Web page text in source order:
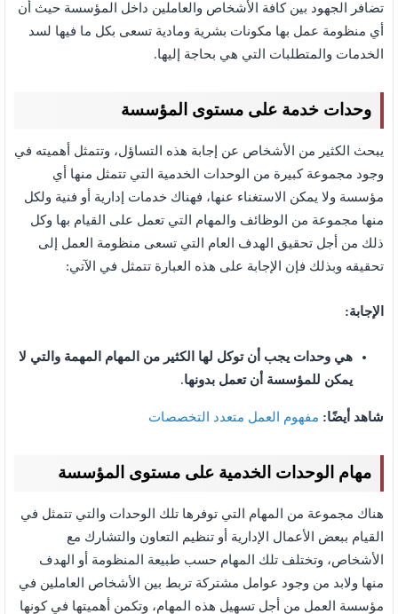
تضافر الجهود بين كافة الأشخاص والعاملين داخل المؤسسة حيث أن
أي منظومة عمل بها مكونات بشرية ومادية تسعى بكل ما فيها لسد
الخدمات والمتطلبات التي هي بحاجة إليها.
وحدات خدمة على مستوى المؤسسة
يبحث الكثير من الأشخاص عن إجابة هذه التساؤل، وتتمثل أهميته في
وجود مجموعة كبيرة من الوحدات الخدمية التي تتمثل منها أي
مؤسسة ولا يمكن الاستغناء عنها، فهناك خدمات إدارية أو فنية ولكل
منها مجموعة من الوظائف والمهام التي تعمل على القيام بها وكل
ذلك من أجل تحقيق الهدف العام التي تسعى منظومة العمل إلى
تحقيقه وبذلك فإن الإجابة على هذه العبارة تتمثل في الآتي:
الإجابة:
هي وحدات يجب أن توكل لها الكثير من المهام المهمة والتي لا
يمكن للمؤسسة أن تعمل بدونها.
شاهد أيضًا: مفهوم العمل متعدد التخصصات
مهام الوحدات الخدمية على مستوى المؤسسة
هناك مجموعة من المهام التي توفرها تلك الوحدات والتي تتمثل في
القيام ببعض الأعمال الإدارية أو تنظيم التعاون والتشارك مع
الأشخاص، وتختلف تلك المهام حسب طبيعة المنظومة أو الهدف
منها ولابد من وجود عوامل مشتركة تربط بين الأشخاص العاملين في
مؤسسة العمل من أجل تسهيل هذه المهام، وتكمن أهميتها في كونها